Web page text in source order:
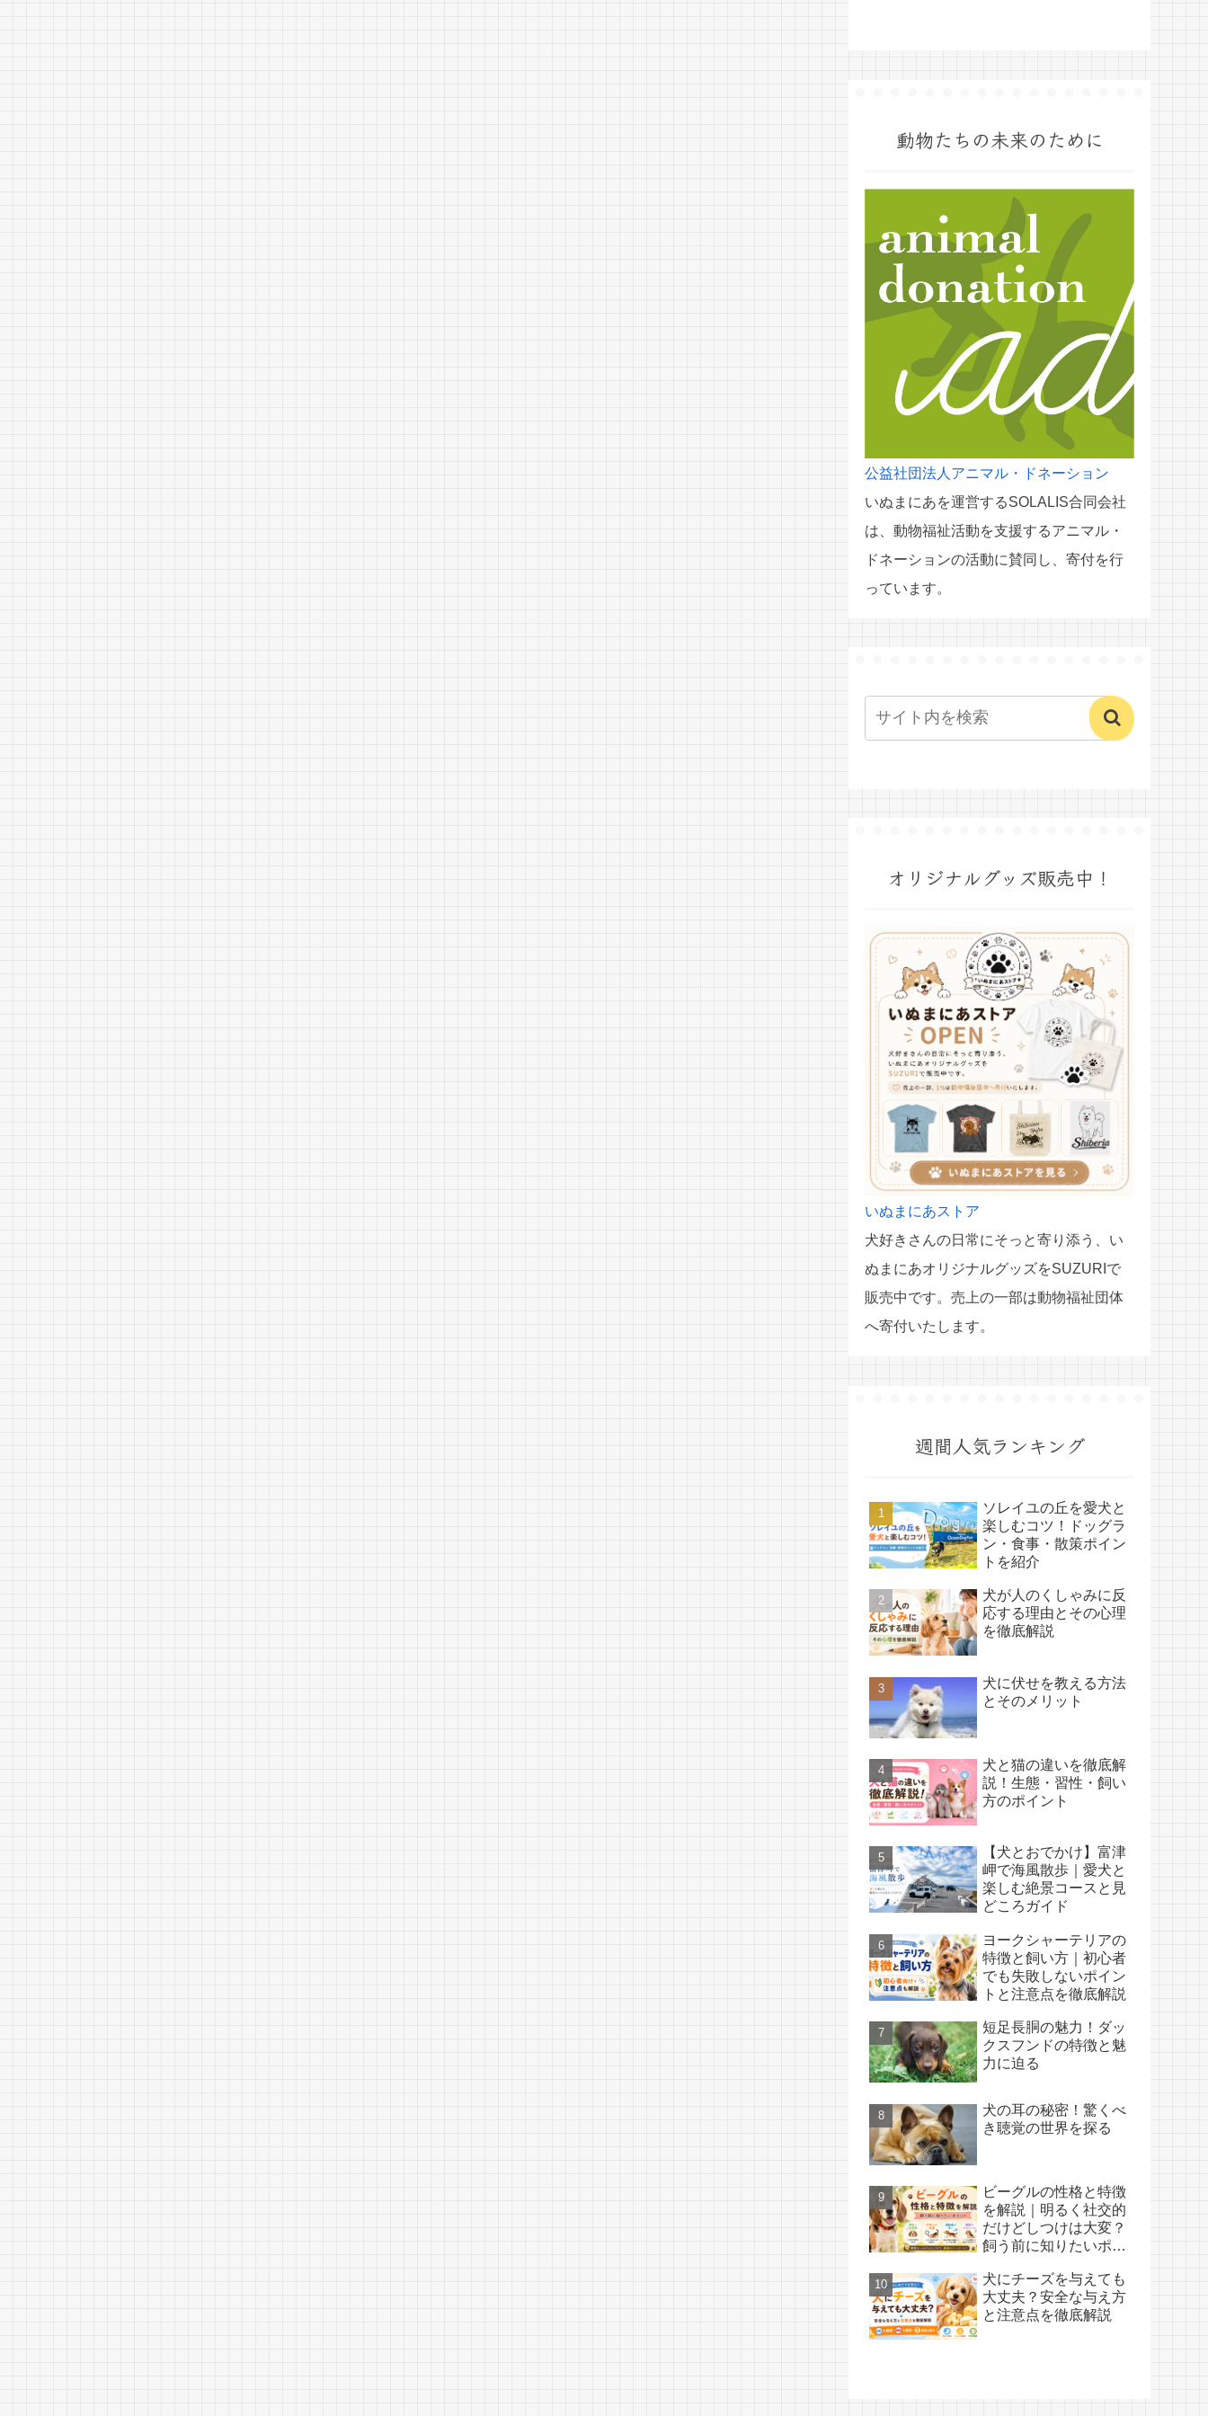
動物たちの未来のために
公益社団法人アニマル・ドネーション
いぬまにあを運営するSOLALIS合同会社
は、動物福祉活動を支援するアニマル・
ドネーションの活動に賛同し、寄付を行
っています。
オリジナルグッズ販売中！
いぬまにあストア
犬好きさんの日常にそっと寄り添う、い
ぬまにあオリジナルグッズをSUZURIで
販売中です。売上の一部は動物福祉団体
へ寄付いたします。
週間人気ランキング
ソレイユの丘を愛犬と
楽しむコツ！ドッグラ
ン・食事・散策ポイン
トを紹介
犬が人のくしゃみに反
応する理由とその心理
を徹底解説
犬に伏せを教える方法
とそのメリット
犬と猫の違いを徹底解
説！生態・習性・飼い
方のポイント
【犬とおでかけ】富津
岬で海風散歩｜愛犬と
楽しむ絶景コースと見
どころガイド
ヨークシャーテリアの
特徴と飼い方｜初心者
でも失敗しないポイン
トと注意点を徹底解説
短足長胴の魅力！ダッ
クスフンドの特徴と魅
力に迫る
犬の耳の秘密！驚くべ
き聴覚の世界を探る
ビーグルの性格と特徴
を解説｜明るく社交的
だけどしつけは大変？
飼う前に知りたいポイ
犬にチーズを与えても
大丈夫？安全な与え方
と注意点を徹底解説